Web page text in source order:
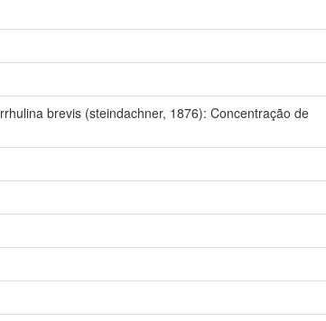
brevis (steindachner, 1876): Concentração de